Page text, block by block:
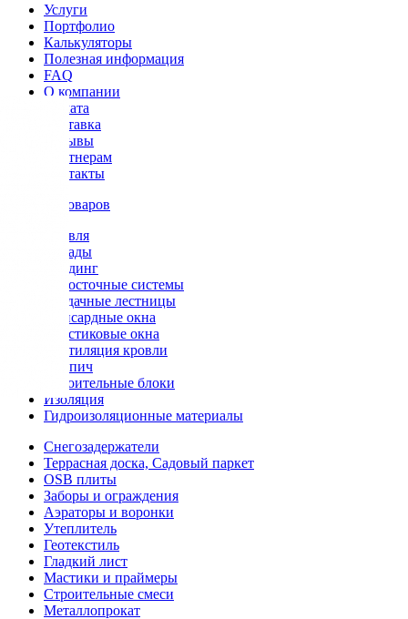
Услуги
Портфолио
Калькуляторы
Полезная информация
FAQ
О компании
Оплата
Доставка
Отзывы
Партнерам
Контакты
Каталог товаров
Кровля
Фасады
Сайдинг
Водосточные системы
Чердачные лестницы
Мансардные окна
Пластиковые окна
Вентиляция кровли
Кирпич
Строительные блоки
Изоляция
Гидроизоляционные материалы
Снегозадержатели
Террасная доска, Садовый паркет
OSB плиты
Заборы и ограждения
Аэраторы и воронки
Утеплитель
Геотекстиль
Гладкий лист
Мастики и праймеры
Строительные смеси
Металлопрокат